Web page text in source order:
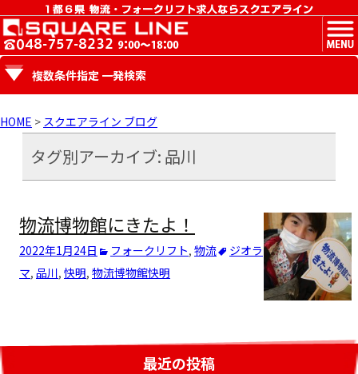
MENU
複数条件指定 一発検索
HOME > スクエアライン ブログ
タグ別アーカイブ: 品川
物流博物館にきたよ！
2022年1月24日 フォークリフト, 物流
ジオラ
マ, 品川, 快明, 物流博物館快明
最近の投稿